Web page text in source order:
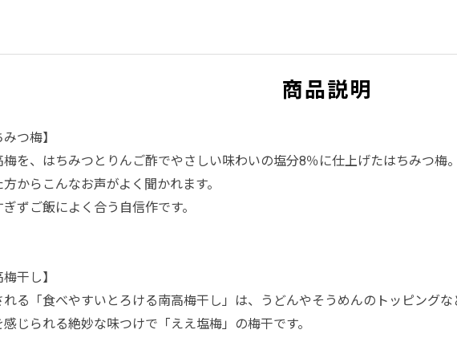
商品説明
つ梅】
を、はちみつとりんご酢でやさしい味わいの塩分8％に仕上げたはちみつ
からこんなお声がよく聞かれます。
ずご飯によく合う自信作です。
干し】
る「食べやすいとろける南高梅干し」は、うどんやそうめんのトッピング
じられる絶妙な味つけで「ええ塩梅」の梅干です。